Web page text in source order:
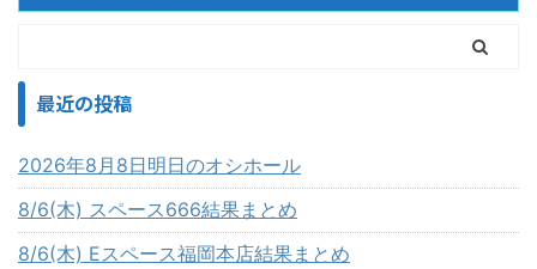
最近の投稿
2026年8月8日明日のオシホール
8/6(木) スペース666結果まとめ
8/6(木) Eスペース福岡本店結果まとめ